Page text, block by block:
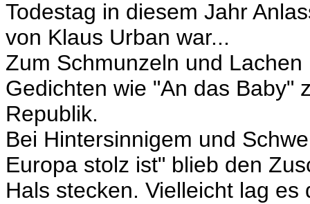
Todestag in diesem Jahr
von Klaus Urban war...
Zum Schmunzeln und
Gedichten wie "An das Baby"
Republik.
Bei Hintersinnigem und
Europa stolz ist" blieb den
Hals stecken. Vielleicht lag